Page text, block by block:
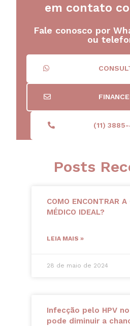
em contato
Fale conosco por
ou
(11)
Posts
COMO ENCONTRAR A
MÉDICO IDEAL?
LEIA MAIS »
28 de maio de 2024
Infecção pelo HPV
pode diminuir a